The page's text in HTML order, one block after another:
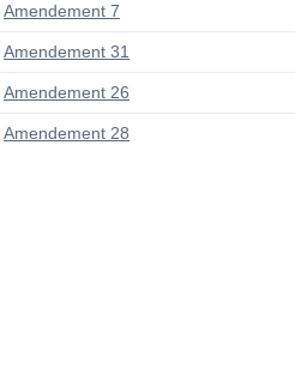
Amendement 7
Amendement 31
Amendement 26
Amendement 28